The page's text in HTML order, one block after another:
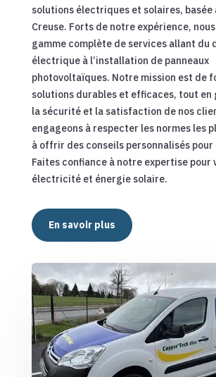
solutions électriques et solaires, basée
Creuse. Forts de notre expérience,
gamme complète de services allant du
électrique à l’installation de panneaux
photovoltaïques. Notre mission est de
solutions durables et efficaces, tout en
la sécurité et la satisfaction de nos
engageons à respecter les normes les
à offrir des conseils personnalisés
Faites confiance à notre expertise pour
électricité et énergie solaire.
En savoir plus